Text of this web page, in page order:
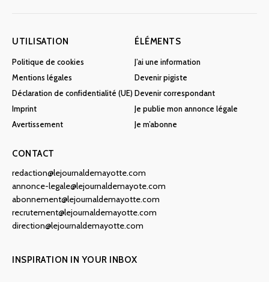
UTILISATION
Politique de cookies
Mentions légales
Déclaration de confidentialité (UE)
Imprint
Avertissement
ÉLÉMENTS
J’ai une information
Devenir pigiste
Devenir correspondant
Je publie mon annonce légale
Je m’abonne
CONTACT
redaction@lejournaldemayotte.com
annonce-legale@lejournaldemayote.com
abonnement@lejournaldemayotte.com
recrutement@lejournaldemayotte.com
direction@lejournaldemayotte.com
INSPIRATION IN YOUR INBOX